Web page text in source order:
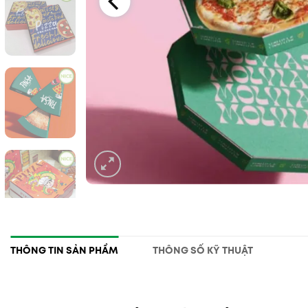
THÔNG TIN SẢN PHẨM THÔNG SỐ KỸ THUẬT